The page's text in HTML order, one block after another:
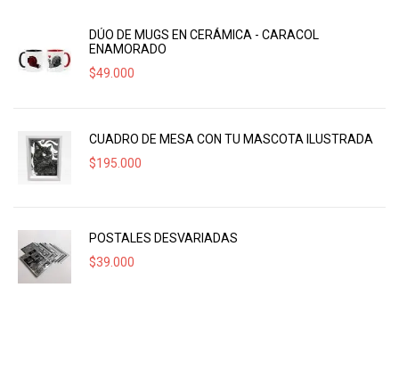
DÚO DE MUGS EN CERÁMICA - CARACOL
ENAMORADO
$49.000
CUADRO DE MESA CON TU MASCOTA ILUSTRADA
$195.000
POSTALES DESVARIADAS
$39.000